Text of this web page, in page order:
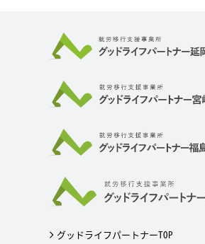
グッドライフパートナーTOP